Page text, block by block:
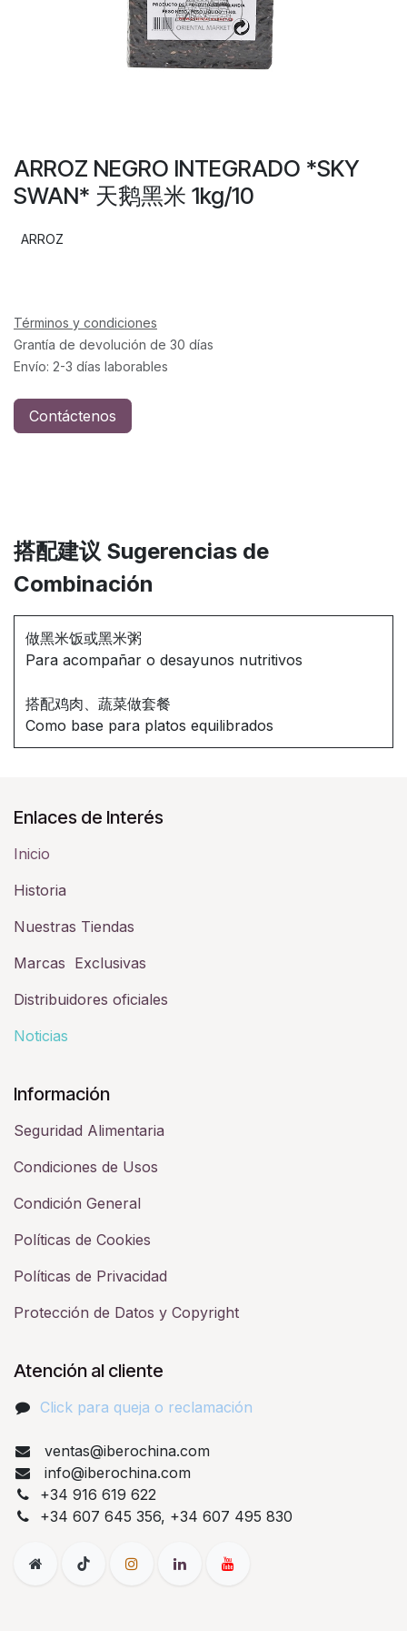
ARROZ NEGRO INTEGRADO *SKY
SWAN* 天鹅黑米 1kg/10
ARROZ
Términos y condiciones
Grantía de devolución de 30 días
Envío: 2-3 días laborables
Contáctenos
搭配建议 Sugerencias de
Combinación
做黑米饭或黑米粥
Para acompañar o desayunos nutritivos
搭配鸡肉、蔬菜做套餐
Como base para platos equilibrados
Enlaces de Interés
Inicio
Historia​
Nuestras Tiendas
Marcas Exclusivas
Distribuidores oficiales
Noticias
Información
Seguridad Alimentaria
Condiciones de Usos
Condición General
Políticas de Cookies
Políticas de Privacidad
Protección de Datos y Copyright
Atención al cliente
Click para queja o reclamación​
ventas@iberochina.com
info@iberochina.com
+34 916 619 622
+34 607 645 356, +34 607 495 830